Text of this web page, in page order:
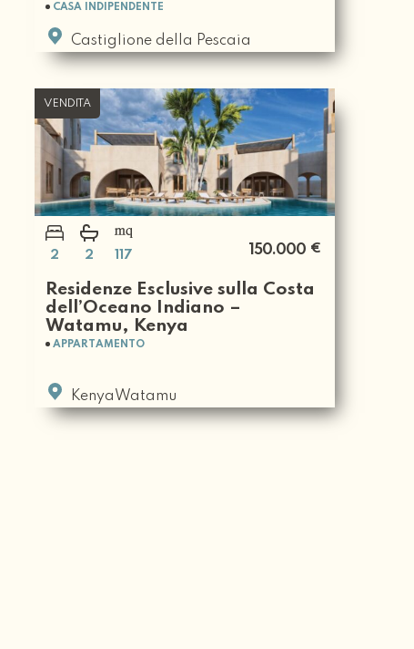
CASA INDIPENDENTE
Castiglione della Pescaia
VENDITA
2 2 117 150.000 €
Residenze Esclusive sulla Costa
dell’Oceano Indiano –
Watamu, Kenya
APPARTAMENTO
KenyaWatamu